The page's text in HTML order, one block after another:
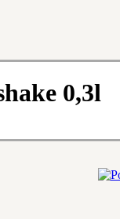
0,3l